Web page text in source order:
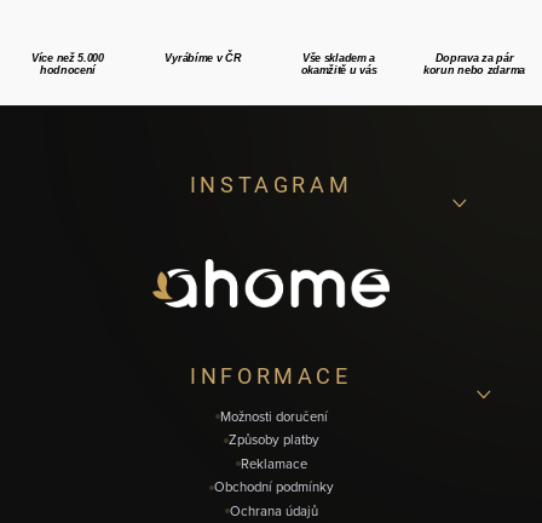
Více než 5.000
hodnocení
Vyrábíme v ČR
Vše skladem a
okamžitě u vás
Doprava za pár
korun nebo zdarma
INSTAGRAM
INFORMACE
Možnosti doručení
Způsoby platby
Reklamace
Obchodní podmínky
Ochrana údajů